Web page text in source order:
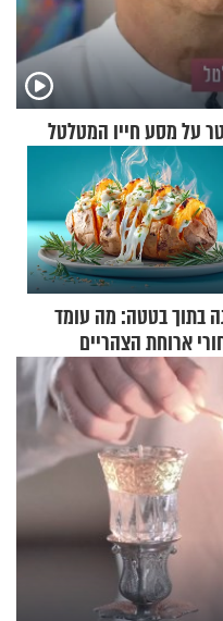
על מסע חייו המטלטל
בתוך בטטה: מה עומד
ארוחת הצהריים
את הרשת?